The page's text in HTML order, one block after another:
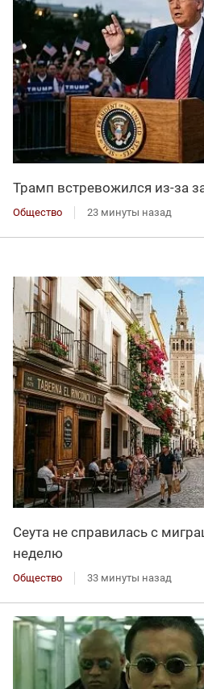
Трамп встревожился из-за
Общество 23 минуты назад
Сеута не справилась с
неделю
Общество 33 минуты назад